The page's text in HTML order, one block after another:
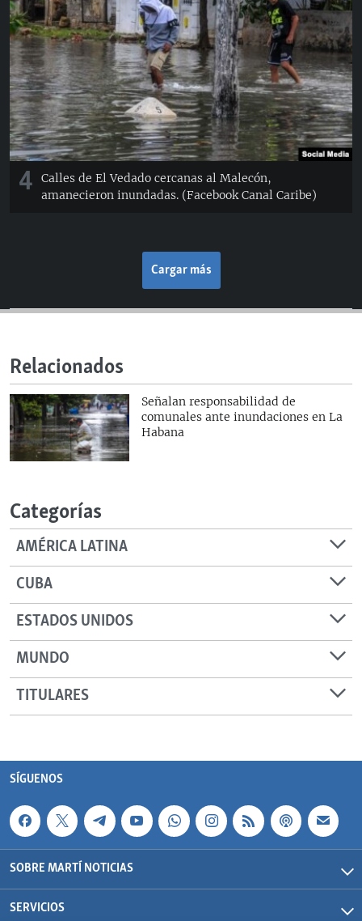
4
Calles de El Vedado cercanas al Malecón,
amanecieron inundadas. (Facebook Canal Caribe)
Cargar más
Relacionados
Señalan responsabilidad de
comunales ante inundaciones en La
Habana
Categorías
AMÉRICA LATINA
CUBA
ESTADOS UNIDOS
MUNDO
TITULARES
SÍGUENOS
SOBRE MARTÍ NOTICIAS
SERVICIOS